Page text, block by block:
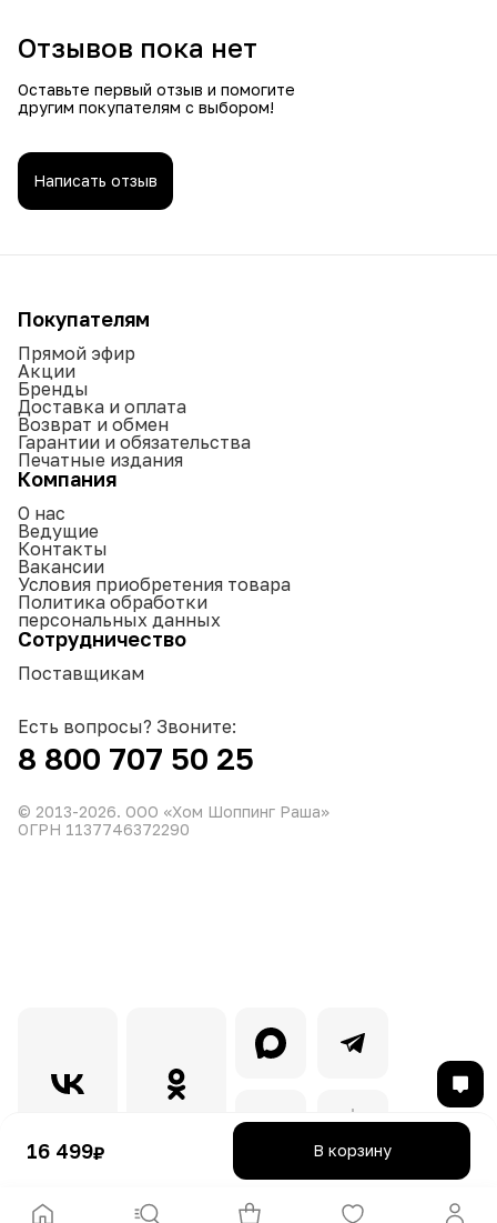
16 499₽ В корзину
Отзывов пока нет
Оставьте первый отзыв и помогите
другим покупателям с выбором!
Написать отзыв
Покупателям
Прямой эфир
Акции
Бренды
Доставка и оплата
Возврат и обмен
Гарантии и обязательства
Печатные издания
Компания
О нас
Ведущие
Контакты
Вакансии
Условия приобретения товара
Политика обработки
персональных данных
Сотрудничество
Поставщикам
Есть вопросы? Звоните:
8 800 707 50 25
© 2013-2026. ООО «Хом Шоппинг Раша»
ОГРН 1137746372290